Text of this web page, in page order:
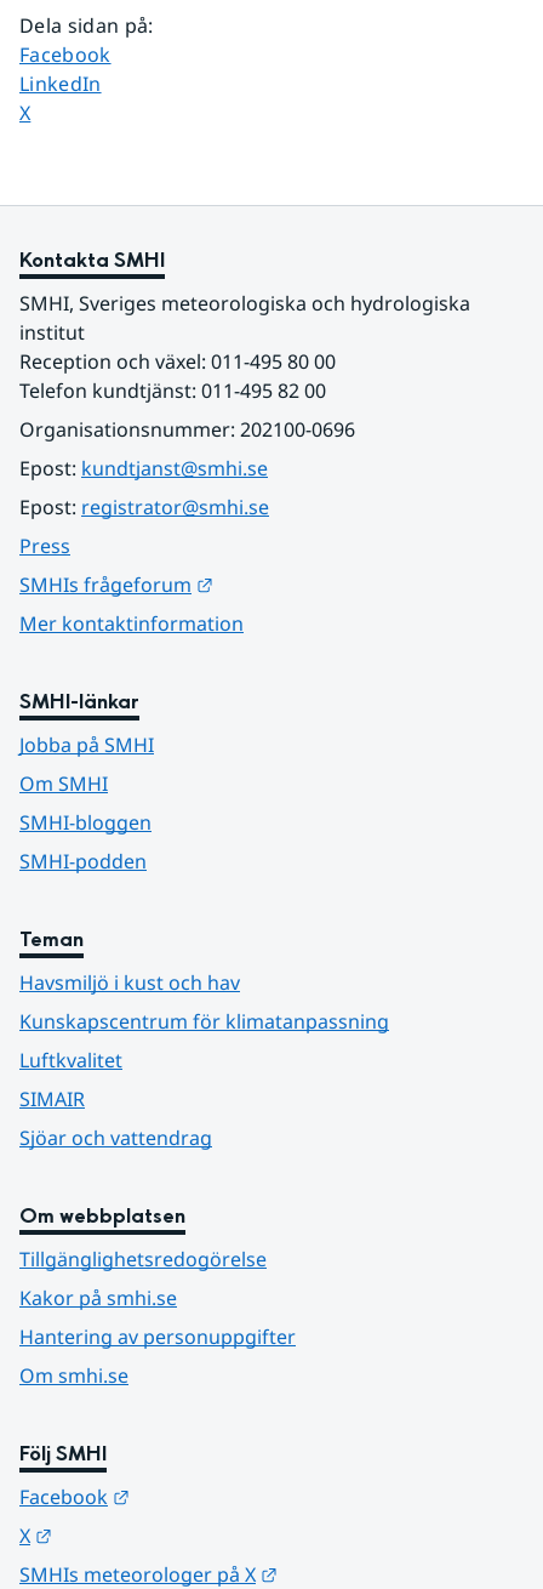
Dela sidan på:
Dela sidan på
Facebook
Dela sidan på
LinkedIn
Dela sidan på
X
Kontakta SMHI
SMHI, Sveriges meteorologiska och hydrologiska
institut
Reception och växel: 011-495 80 00
Telefon kundtjänst: 011-495 82 00
Organisationsnummer: 202100-0696
Epost: kundtjanst@smhi.se
Epost: registrator@smhi.se
Press
SMHIs frågeforum
Mer kontaktinformation
SMHI-länkar
Jobba på SMHI
Om SMHI
SMHI-bloggen
SMHI-podden
Teman
Havsmiljö i kust och hav
Kunskapscentrum för klimatanpassning
Luftkvalitet
SIMAIR
Sjöar och vattendrag
Om webbplatsen
Tillgänglighetsredogörelse
Kakor på smhi.se
Hantering av personuppgifter
Om smhi.se
Följ SMHI
Facebook
X
SMHIs meteorologer på X